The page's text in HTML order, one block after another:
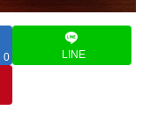
0 LINE